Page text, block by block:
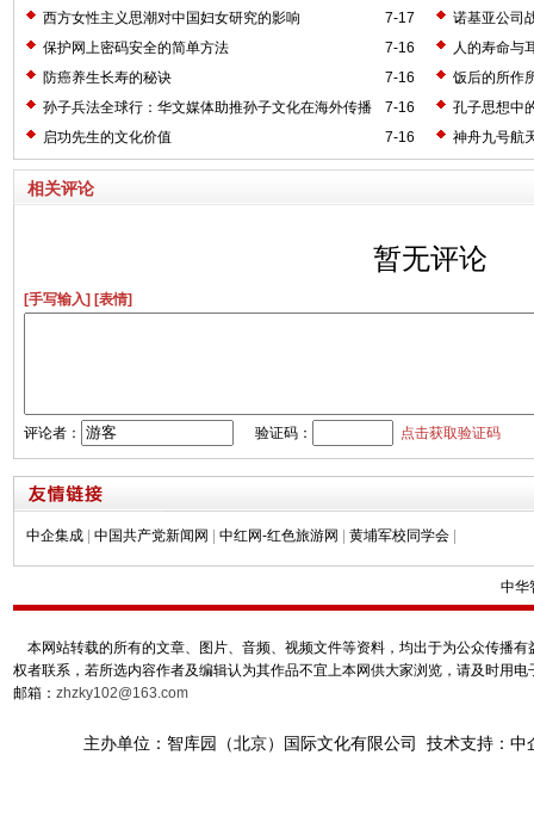
7-17
西方女性主义思潮对中国妇女研究的影响
诺基亚公司
7-16
保护网上密码安全的简单方法
人的寿命与
7-16
防癌养生长寿的秘诀
饭后的所作
7-16
孙子兵法全球行：华文媒体助推孙子文化在海外传播
孔子思想中
7-16
启功先生的文化价值 神舟九号航
相关评论
暂无评论
[手写输入] [表情]
评论者： 验证码： 点击获取验证码
中企集成 | 中国共产党新闻网 | 中红网-红色旅游网 | 黄埔军校同学会 |
中华
本网站转载的所有的文章、图片、音频、视频文件等资料，均出于为公众传播
权者联系，若所选内容作者及编辑认为其作品不宜上本网供大家浏览，请及时用
邮箱： zhzky102@163.com
主办单位：智库园（北京）国际文化有限公司 技术支持：